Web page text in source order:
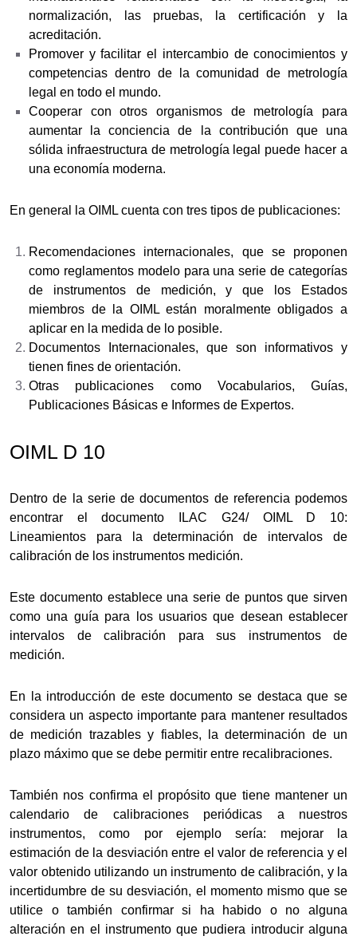
normalización, las pruebas, la certificación y la
acreditación.
Promover y facilitar el intercambio de conocimientos y
competencias dentro de la comunidad de metrología
legal en todo el mundo.
Cooperar con otros organismos de metrología para
aumentar la conciencia de la contribución que una
sólida infraestructura de metrología legal puede hacer a
una economía moderna.
En general la OIML cuenta con tres tipos de publicaciones:
Recomendaciones internacionales, que se proponen
como reglamentos modelo para una serie de categorías
de instrumentos de medición, y que los Estados
miembros de la OIML están moralmente obligados a
aplicar en la medida de lo posible.
Documentos Internacionales, que son informativos y
tienen fines de orientación.
Otras publicaciones como Vocabularios, Guías,
Publicaciones Básicas e Informes de Expertos.
OIML D 10
Dentro de la serie de documentos de referencia podemos
encontrar el documento ILAC G24/ OIML D 10:
Lineamientos para la determinación de intervalos de
calibración de los instrumentos medición.
Este documento establece una serie de puntos que sirven
como una guía para los usuarios que desean establecer
intervalos de calibración para sus instrumentos de
medición.
En la introducción de este documento se destaca que se
considera un aspecto importante para mantener resultados
de medición trazables y fiables, la determinación de un
plazo máximo que se debe permitir entre recalibraciones.
También nos confirma el propósito que tiene mantener un
calendario de calibraciones periódicas a nuestros
instrumentos, como por ejemplo sería: mejorar la
estimación de la desviación entre el valor de referencia y el
valor obtenido utilizando un instrumento de calibración, y la
incertidumbre de su desviación, el momento mismo que se
utilice o también confirmar si ha habido o no alguna
alteración en el instrumento que pudiera introducir alguna